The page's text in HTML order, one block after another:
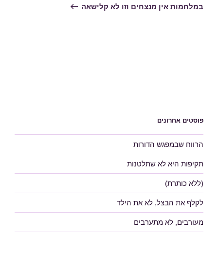
הבא
במלחמות אין מנצחים וזו לא קלישאה
פוסטים אחרונים
הרווח שבמפגש הדורות
תקיפות היא לא שתלטנות
(ללא כותרת)
לקלף את הבצל, לא את הילד
מעורבים, לא מתערבים